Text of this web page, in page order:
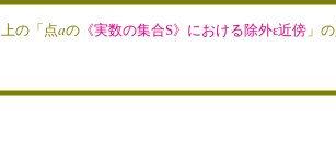
上の「点aの 《実数の集合S》における除外ε近傍 」 の